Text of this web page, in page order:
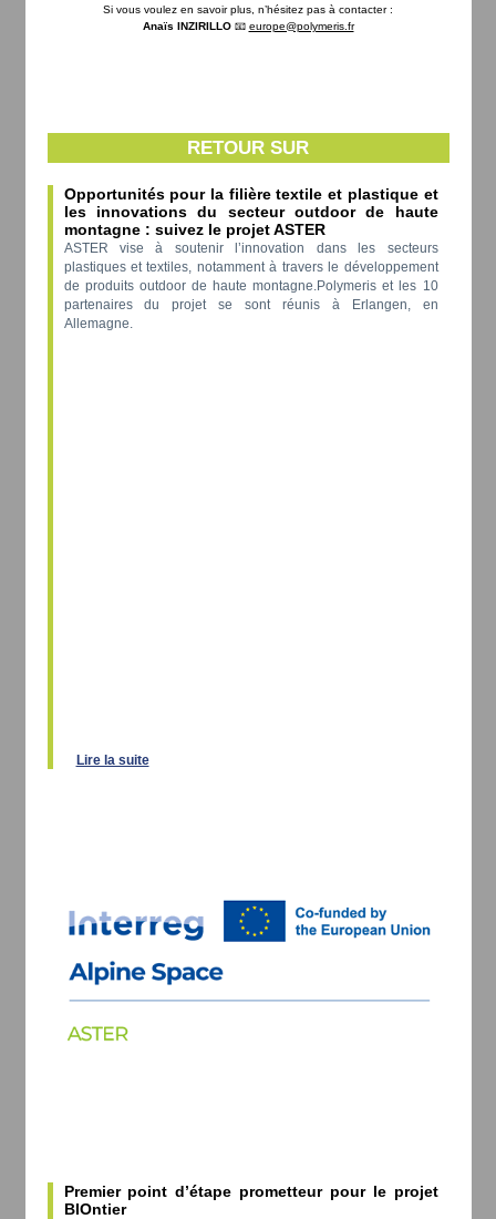
Si vous voulez en savoir plus, n’hésitez pas à contacter :
Anaïs INZIRILLO 📧 europe@polymeris.fr
RETOUR SUR
Opportunités pour la filière textile et plastique et
les innovations du secteur outdoor de haute
montagne : suivez le projet ASTER
ASTER vise à soutenir l’innovation dans les secteurs
plastiques et textiles, notamment à travers le développement
de produits outdoor de haute montagne.Polymeris et les 10
partenaires du projet se sont réunis à Erlangen, en
Allemagne.
Lire la suite
Premier point d’étape prometteur pour le projet
BIOntier